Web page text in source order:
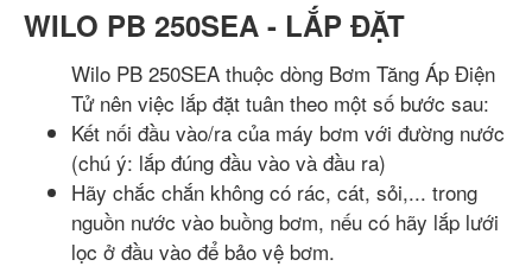
WILO PB 250SEA - LẮP ĐẶT
Wilo PB 250SEA thuộc dòng Bơm Tăng Áp Điện
Tử nên việc lắp đặt tuân theo một số bước sau:
Kết nối đầu vào/ra của máy bơm với đường nước
(chú ý: lắp đúng đầu vào và đầu ra)
Hãy chắc chắn không có rác, cát, sỏi,... trong
nguồn nước vào buồng bơm, nếu có hãy lắp lưới
lọc ở đầu vào để bảo vệ bơm.